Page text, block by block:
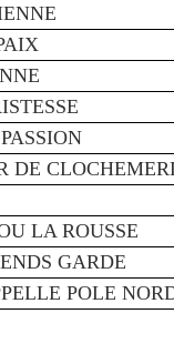
DE
LA ROUSSE
GARDE
POLE